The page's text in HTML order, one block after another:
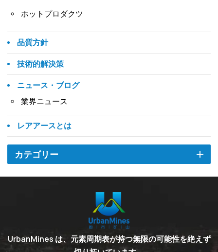
ホットプロダクツ
品質方針
技術的解決策
ニュース・ブログ
業界ニュース
レアアースとは
カテゴリー
UrbanMines は、元素周期表が持つ無限の可能性を絶えず